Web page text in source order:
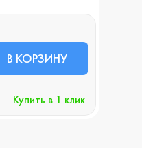
В КОРЗИНУ
Купить в 1 клик